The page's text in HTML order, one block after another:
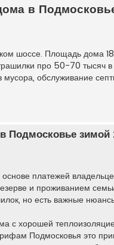
в
шоссе. Площадь дома
про 50-70 тысяч в
обслуживание
Подмосковье зимой
платежей
и проживанием
но есть важные
с хорошей
Подмосковья это